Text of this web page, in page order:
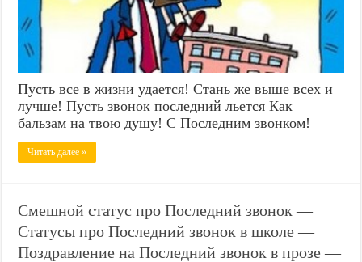
Пусть все в жизни удается! Стань же выше всех и
лучше! Пусть звонок последний льется Как
бальзам на твою душу! С Последним звонком!
Читать далее »
Смешной статус про Последний звонок —
Статусы про Последний звонок в школе —
Поздравление на Последний звонок в прозе —